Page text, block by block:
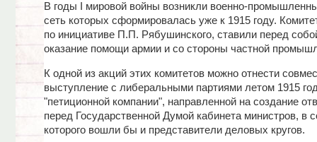
В годы I мировой войны возникли военно-
сеть которых сформировалась уже к 1915 году.
по инициативе П.П. Рябушинского, ставили перед
оказание помощи армии и со стороны частной
К одной из акций этих комитетов можно отнести
выступление с либеральными партиями летом 1915
"петиционной компании", направленной на создание
перед Государственной Думой кабинета министров, в
которого вошли бы и представители деловых кругов.